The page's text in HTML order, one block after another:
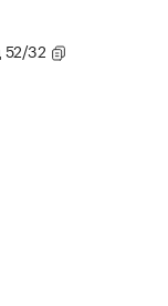
52/32